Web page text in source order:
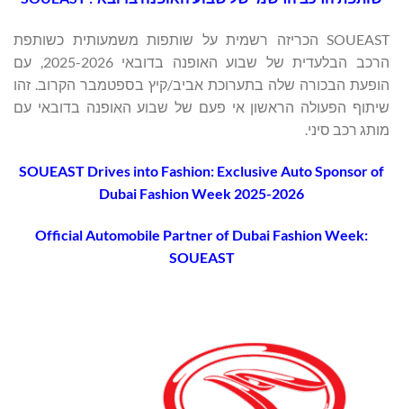
SOUEAST הכריזה רשמית על שותפות משמעותית כשותפת
הרכב הבלעדית של שבוע האופנה בדובאי 2025-2026, עם
הופעת הבכורה שלה בתערוכת אביב/קיץ בספטמבר הקרוב. זהו
שיתוף הפעולה הראשון אי פעם של שבוע האופנה בדובאי עם
מותג רכב סיני.
SOUEAST Drives into Fashion: Exclusive Auto Sponsor of
Dubai Fashion Week 2025-2026
Official Automobile Partner of Dubai Fashion Week:
SOUEAST